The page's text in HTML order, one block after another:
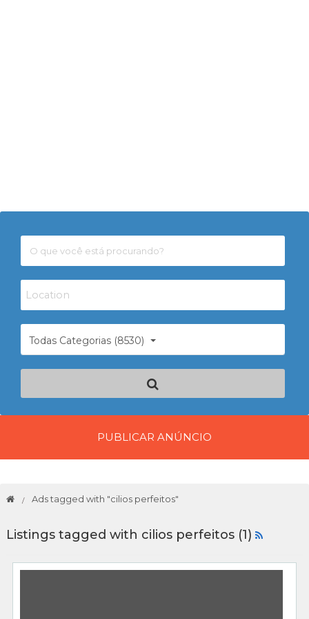
Todas Categorias (8530)
PUBLICAR ANÚNCIO
Ads tagged with "cilios perfeitos"
Listings tagged with cilios perfeitos (1)